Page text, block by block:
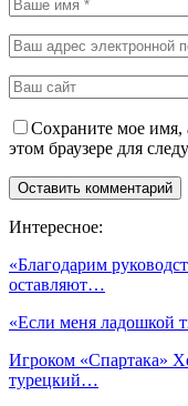
Сохраните мое имя,
этом браузере для
Интересное:
«Благодарим
оставляют…
«Если меня ладошкой
Игроком «Спартака»
турецкий…